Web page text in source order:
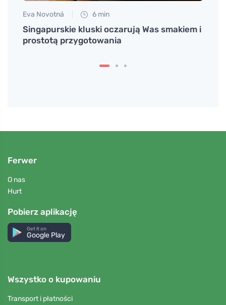
Eva Novotná 6 min
Singapurskie kluski oczarują Was smakiem i
prostotą przygotowania
Ferwer
O nas
Hurt
Pobierz aplikację
Get it on
Google Play
Wszystko o kupowaniu
Transport i płatności